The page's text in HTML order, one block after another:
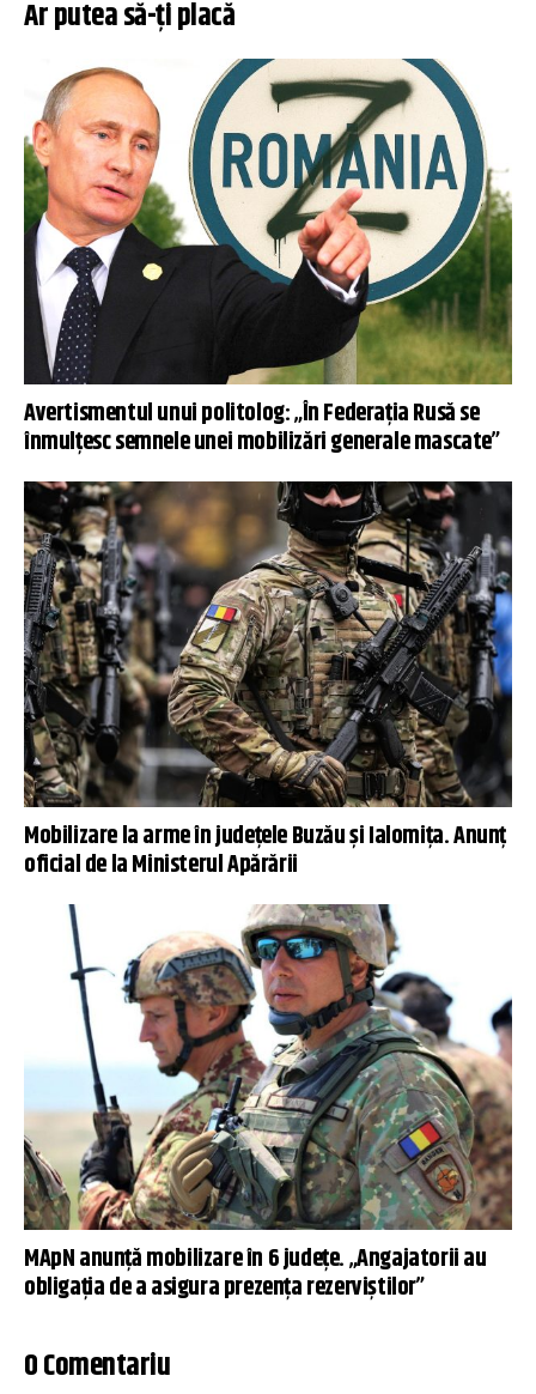
Ar putea să-ți placă
Avertismentul unui politolog: „În Federația Rusă se
înmulțesc semnele unei mobilizări generale mascate”
Mobilizare la arme în județele Buzău și Ialomița. Anunț
oficial de la Ministerul Apărării
MApN anunță mobilizare în 6 județe. „Angajatorii au
obligaţia de a asigura prezenţa rezerviştilor”
0 Comentariu